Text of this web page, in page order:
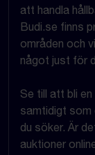
att handla
Budi.se finns
områden och
något just för
Se till att bli
samtidigt som
du söker. Är
auktioner